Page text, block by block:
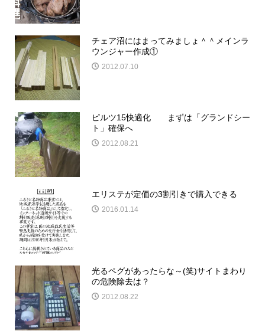
チェア沼にはまってみましょ＾＾メインラ
ウンジャー作成①
2012.07.10
ピルツ15快適化 まずは「グランドシー
ト」確保へ
2012.08.21
エリステが定価の3割引きで購入できる
2016.01.14
光るペグがあったらな～(笑)サイトまわり
の危険除去は？
2012.08.22